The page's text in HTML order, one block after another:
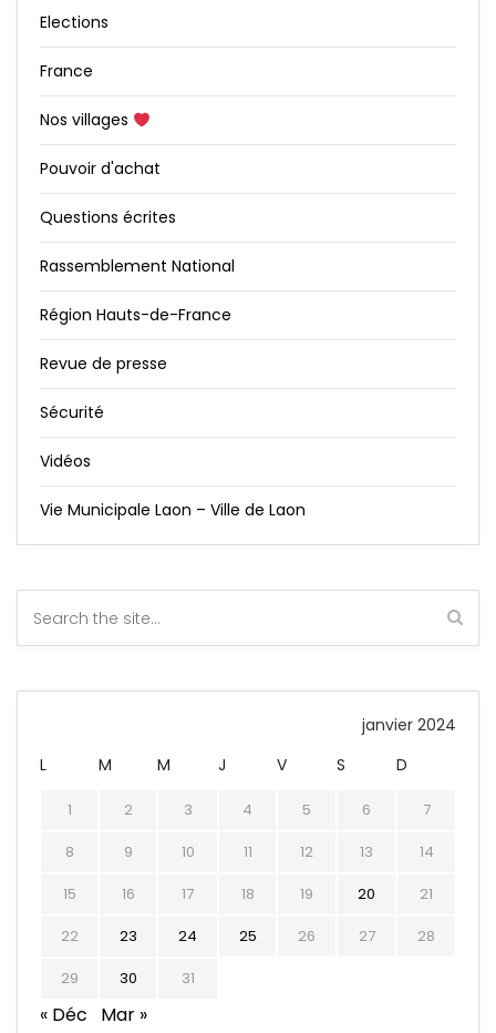
Elections
France
Nos villages
Pouvoir d'achat
Questions écrites
Rassemblement National
Région Hauts-de-France
Revue de presse
Sécurité
Vidéos
Vie Municipale Laon – Ville de Laon
janvier 2024
L
M M J V S D
1 2 3 4 5 6
7
8
9 10 11 12 13
14
15
16 17 18 19 20
21
22
23 24 25 26 27
28
29
30 31
« Déc Mar »